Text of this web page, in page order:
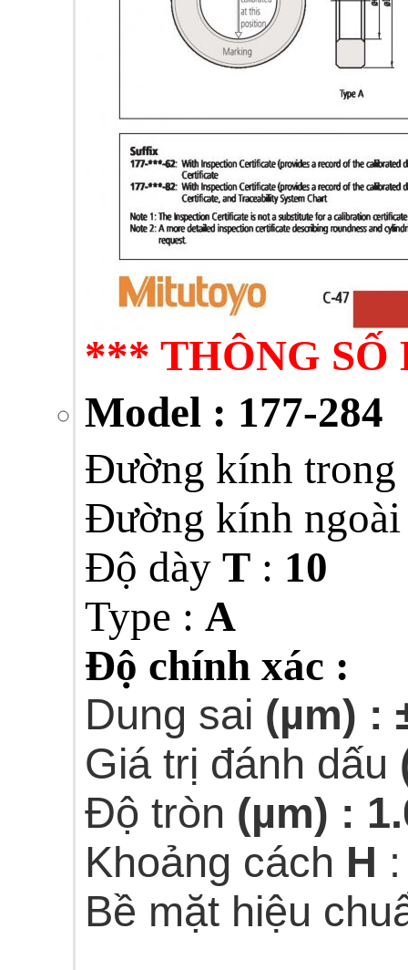
*** THÔNG SỐ
Model : 177-284
Đường kính trong
Đường kính ngoài
Độ dày T: 10
Type : A
Độ chính xác :
Dung sai (µm) :
Giá trị đánh dấu
Độ tròn (µm) :
Khoảng cách H
Bề mặt hiệu